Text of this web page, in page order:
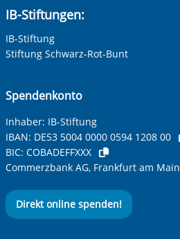
IB-Stiftungen:
IB-Stiftung
Stiftung Schwarz-Rot-Bunt
Spendenkonto
Inhaber: IB-Stiftung
IBAN: DE53 5004 0000 0594 1208 00
BIC: COBADEFFXXX
Commerzbank AG, Frankfurt am Main
Direkt online spenden!